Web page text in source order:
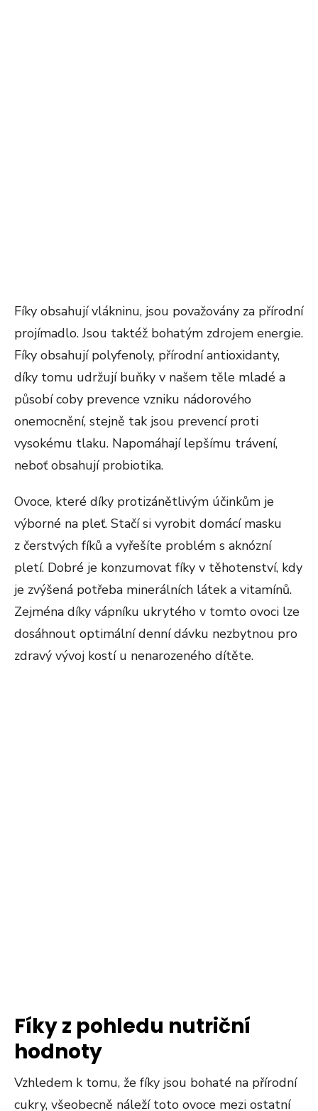
Fíky obsahují vlákninu, jsou považovány za přírodní
projímadlo. Jsou taktéž bohatým zdrojem energie.
Fíky obsahují polyfenoly, přírodní antioxidanty,
díky tomu udržují buňky v našem těle mladé a
působí coby prevence vzniku nádorového
onemocnění, stejně tak jsou prevencí proti
vysokému tlaku. Napomáhají lepšímu trávení,
neboť obsahují probiotika.
Ovoce, které díky protizánětlivým účinkům je
výborné na pleť. Stačí si vyrobit domácí masku
z čerstvých fíků a vyřešíte problém s aknózní
pletí. Dobré je konzumovat fíky v těhotenství, kdy
je zvýšená potřeba minerálních látek a vitamínů.
Zejména díky vápníku ukrytého v tomto ovoci lze
dosáhnout optimální denní dávku nezbytnou pro
zdravý vývoj kostí u nenarozeného dítěte.
Fíky z pohledu nutriční
hodnoty
Vzhledem k tomu, že fíky jsou bohaté na přírodní
cukry, všeobecně náleží toto ovoce mezi ostatní